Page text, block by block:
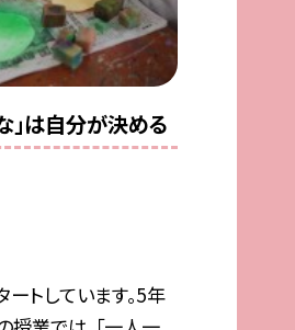
は自分が決める
トしています。5年